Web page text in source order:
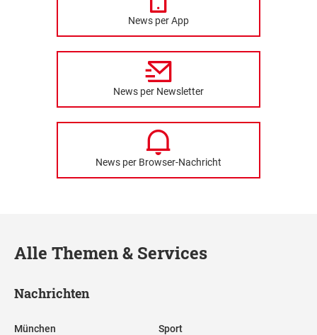
News per App
News per Newsletter
News per Browser-Nachricht
Alle Themen & Services
Nachrichten
München Sport